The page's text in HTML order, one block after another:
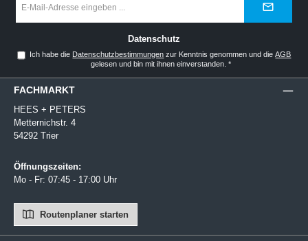
Mail-
Datenschutz
Ich habe die Datenschutzbestimmungen zur Kenntnis genommen und dieAGB
gelesen und bin mit ihnen einverstanden. *
FACHMARKT
HEES + PETERS
Metternichstr. 4
54292 Trier
Öffnungszeiten:
Mo - Fr: 07:45 - 17:00 Uhr
Routenplaner starten